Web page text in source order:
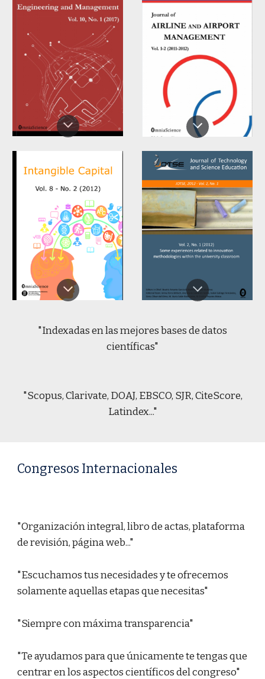
"Indexadas en las mejores bases de datos
científicas"
"Scopus, Clarivate, DOAJ, EBSCO, SJR, CiteScore,
Latindex..."
Congresos Internacionales
"Organización integral, libro de actas, plataforma
de revisión, página web..."
"Escuchamos tus necesidades y te ofrecemos
solamente aquellas etapas que necesitas"
"Siempre con máxima transparencia"
"Te ayudamos para que únicamente te tengas que
centrar en los aspectos científicos del congreso"